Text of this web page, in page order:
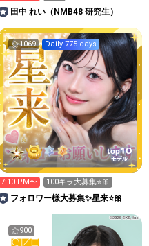
田中 れい（NMB48 研究生）
1069 Daily 775 days
top10
モデル
7:10 PM〜 100キラ大募集⭐️🎀
フォロワー様大募集✨星来⭐️🎀
900